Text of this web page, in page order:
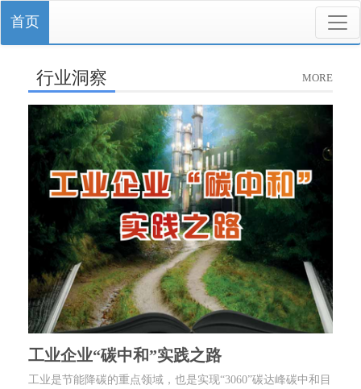
首页
行业洞察 MORE
工业企业“碳中和”实践之路
工业是节能降碳的重点领域，也是实现“3060”碳达峰碳中和目